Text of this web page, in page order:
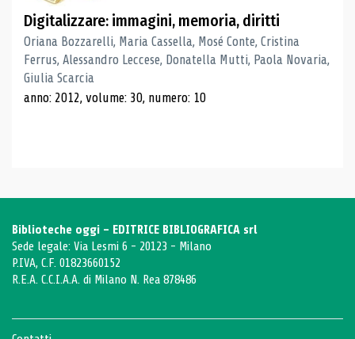
Digitalizzare: immagini, memoria, diritti
Oriana Bozzarelli, Maria Cassella, Mosé Conte, Cristina
Ferrus, Alessandro Leccese, Donatella Mutti, Paola Novaria,
Giulia Scarcia
anno: 2012, volume: 30, numero: 10
Biblioteche oggi - EDITRICE BIBLIOGRAFICA srl
Sede legale: Via Lesmi 6 - 20123 - Milano
P.IVA, C.F. 01823660152
R.E.A. C.C.I.A.A. di Milano N. Rea 878486